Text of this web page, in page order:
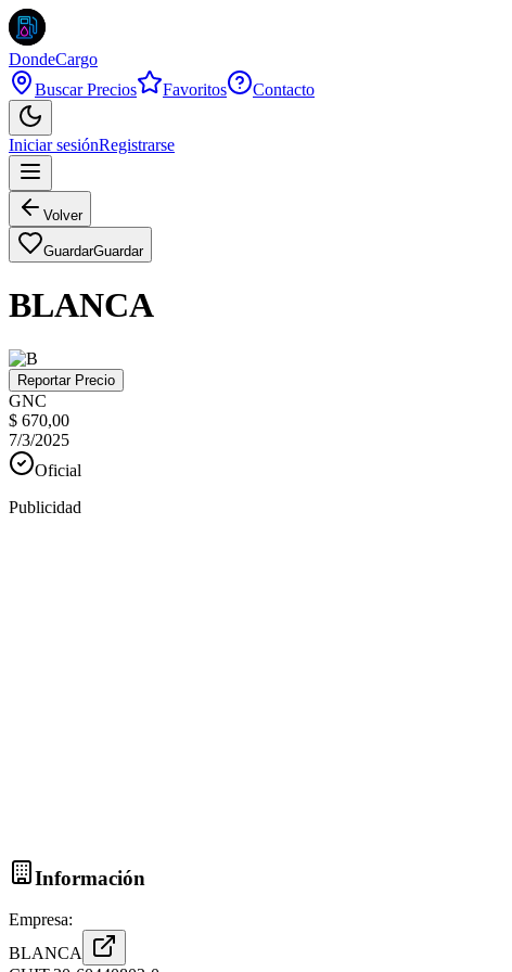
DondeCargo
Buscar Precios
Favoritos Contacto
Iniciar sesiónRegistrarse
Volver
GuardarGuardar
BLANCA
Reportar Precio
GNC
$ 670,00
7/3/2025
Oficial
Publicidad
Información
Empresa:
BLANCA